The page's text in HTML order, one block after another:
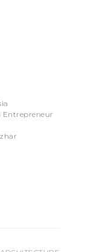
Entrepreneur